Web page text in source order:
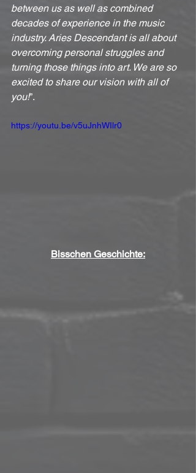
between us as well as combined
decades of experience in the music
industry. Aries Descendant is all about
overcoming personal struggles and
turning those things into art. We are so
excited to share our vision with all of
you!”.
https://youtu.be/v5uJnhWIlr0
Bisschen Geschichte: